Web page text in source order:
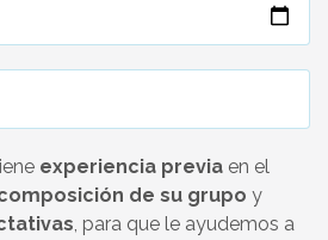
experiencia previa en el
de su grupo y
, para que le ayudemos a